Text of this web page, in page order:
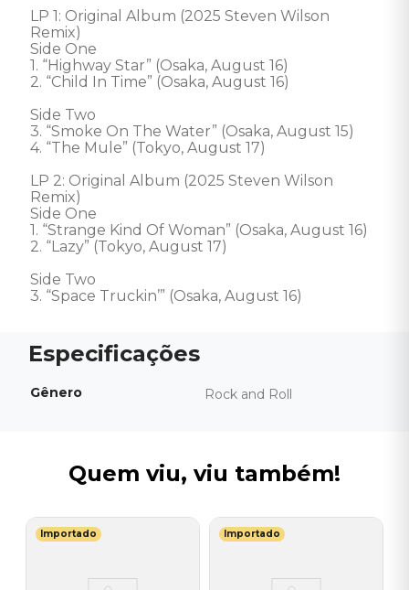
LP 1: Original Album (2025 Steven Wilson
Remix)
Side One
1. “Highway Star” (Osaka, August 16)
2. “Child In Time” (Osaka, August 16)
Side Two
3. “Smoke On The Water” (Osaka, August 15)
4. “The Mule” (Tokyo, August 17)
LP 2: Original Album (2025 Steven Wilson
Remix)
Side One
1. “Strange Kind Of Woman” (Osaka, August 16)
2. “Lazy” (Tokyo, August 17)
Side Two
3. “Space Truckin’” (Osaka, August 16)
Gênero Rock and Roll
Quem viu, viu também!
Importado Importado